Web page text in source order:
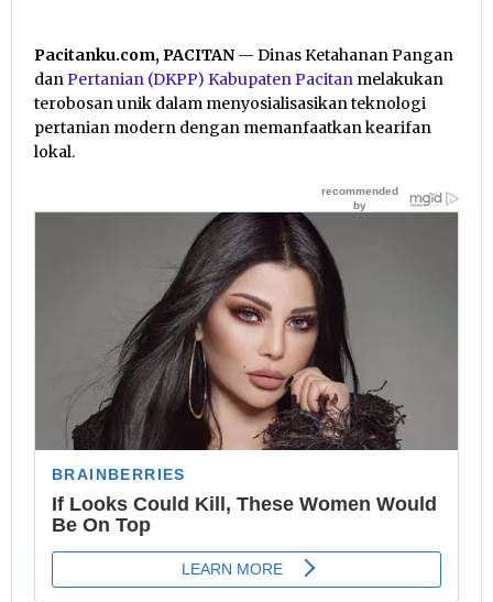
Pacitanku.com, PACITAN — Dinas Ketahanan Pangan
danPertanian (DKPP) Kabupaten Pacitan melakukan
terobosan unik dalam menyosialisasikan teknologi
pertanian modern dengan memanfaatkan kearifan
lokal.